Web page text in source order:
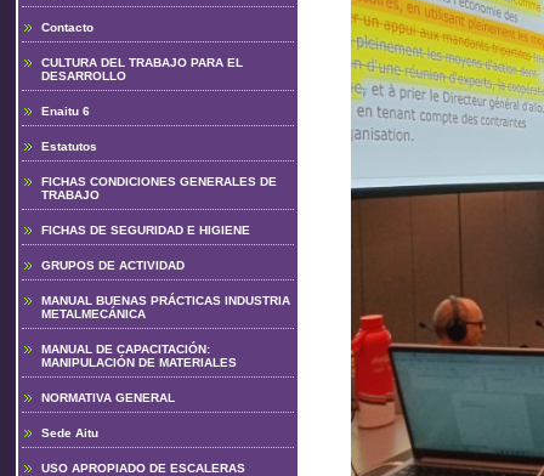
Contacto
CULTURA DEL TRABAJO PARA EL
DESARROLLO
Enaitu 6
Estatutos
FICHAS CONDICIONES GENERALES DE
TRABAJO
FICHAS DE SEGURIDAD E HIGIENE
GRUPOS DE ACTIVIDAD
MANUAL BUENAS PRÁCTICAS INDUSTRIA
METALMECÁNICA
MANUAL DE CAPACITACIÓN:
MANIPULACIÓN DE MATERIALES
NORMATIVA GENERAL
Sede Aitu
USO APROPIADO DE ESCALERAS